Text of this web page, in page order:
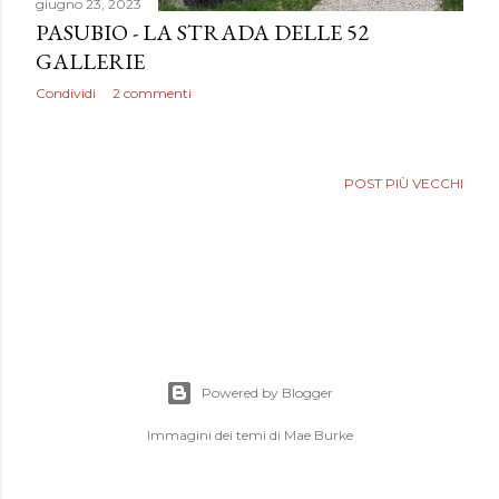
giugno 23, 2023
PASUBIO - LA STRADA DELLE 52
GALLERIE
Condividi 2 commenti
POST PIÙ VECCHI
Powered by Blogger
Immagini dei temi di Mae Burke